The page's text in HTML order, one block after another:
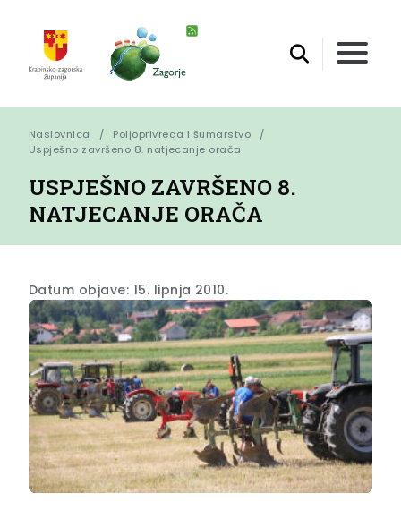
Naslovnica
Poljoprivreda i šumarstvo
Uspješno završeno 8. natjecanje orača
USPJEŠNO ZAVRŠENO 8.
NATJECANJE ORAČA
Datum objave: 15. lipnja 2010.